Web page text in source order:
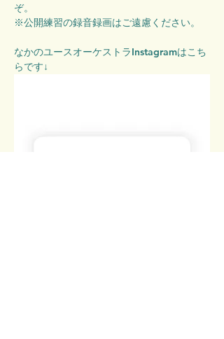
ぞ。
※公開練習の録音録画はご遠慮ください。
なかのユースオーケストラInstagramはこち
らです↓